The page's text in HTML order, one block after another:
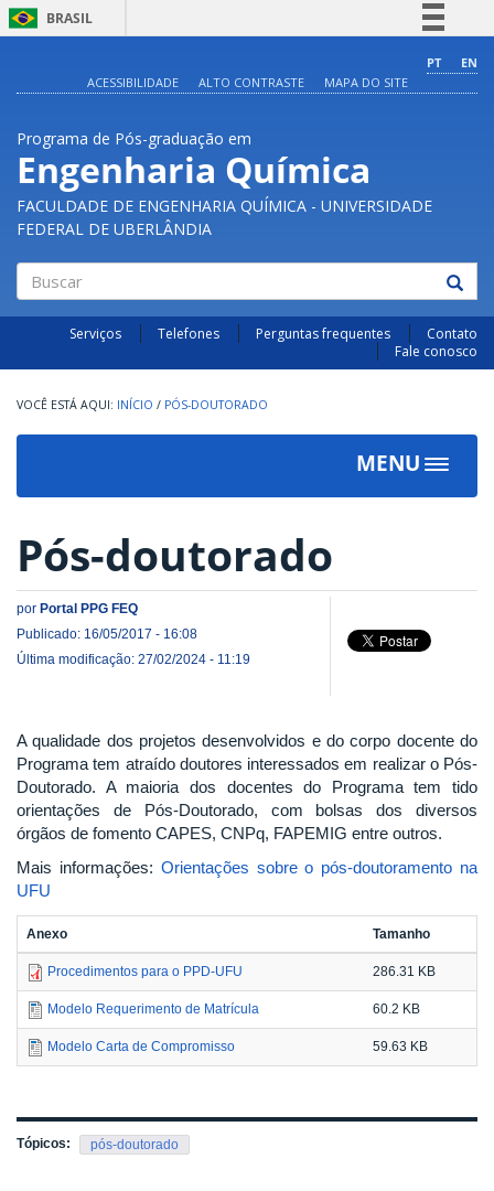
BRASIL
Comunica BR
Acesso à informação
Legislação
PT
EN
ACESSIBILIDADE
ALTO CONTRASTE MAPA DO SITE
Programa de Pós-graduação em
Engenharia Química
FACULDADE DE ENGENHARIA QUÍMICA - UNIVERSIDADE
FEDERAL DE UBERLÂNDIA
Buscar
Serviços Telefones Perguntas frequentes
Contato
Fale conosco
INÍCIO / PÓS-DOUTORADO
MENU
Toggle
Pós-doutorado
por Portal PPG FEQ
Publicado: 16/05/2017 - 16:08
Última modificação: 27/02/2024 - 11:19
A qualidade dos projetos desenvolvidos e do corpo docente do
Programa tem atraído doutores interessados em realizar o Pós-
Doutorado. A maioria dos docentes do Programa tem tido
orientações de Pós-Doutorado, com bolsas dos diversos
órgãos de fomento CAPES, CNPq, FAPEMIG entre outros.
Mais informações: Orientações sobre o pós-doutoramento na
UFU
Anexo Tamanho
Procedimentos para o PPD-UFU 286.31 KB
Modelo Requerimento de Matrícula 60.2 KB
Modelo Carta de Compromisso 59.63 KB
Tópicos: pós-doutorado